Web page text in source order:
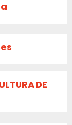
DE